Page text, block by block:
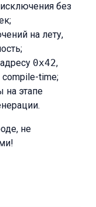
без
на лету,
0x42,
time;
на этапе
не